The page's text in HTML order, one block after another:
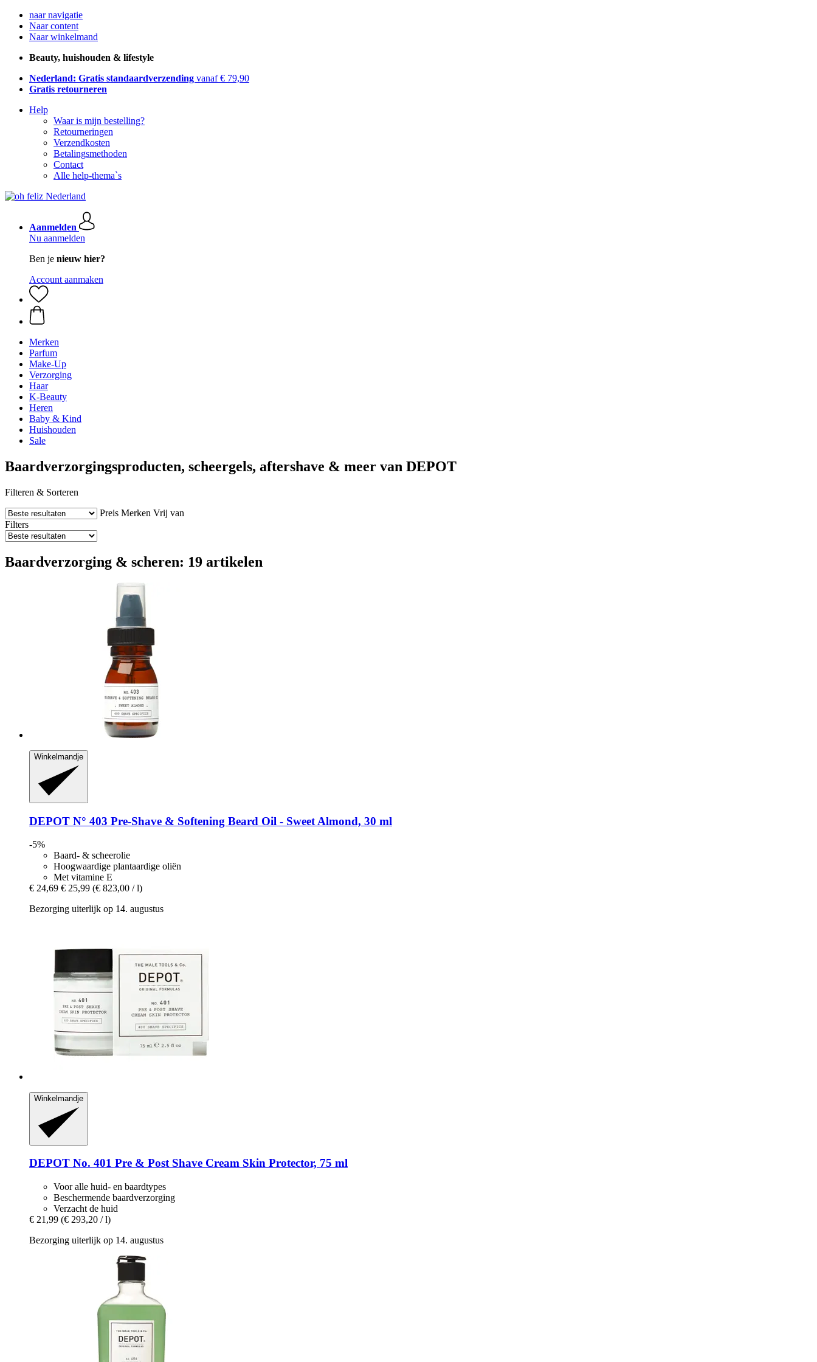
naar navigatie
Naar content
Naar winkelmand
Beauty, huishouden & lifestyle
Nederland: Gratis standaardverzending vanaf € 79,90
Gratis retourneren
Help
Waar is mijn bestelling?
Retourneringen
Verzendkosten
Betalingsmethoden
Contact
Alle help-thema`s
Aanmelden
Nu aanmelden
Ben je nieuw hier?
Account aanmaken
Merken
Parfum
Make-Up
Verzorging
Haar
K-Beauty
Heren
Baby & Kind
Huishouden
Sale
Baardverzorgingsproducten, scheergels, aftershave & meer van DEPOT
Filteren & Sorteren
Preis Merken Vrij van
Filters
Baardverzorging & scheren: 19 artikelen
Winkelmandje
DEPOT N° 403 Pre-​Shave & Softening Beard Oil -​ Sweet Almond, 30 ml
-5%
Baard- & scheerolie
Hoogwaardige plantaardige oliën
Met vitamine E
€ 24,69 € 25,99 (€ 823,00 / l)
Bezorging uiterlijk op 14. augustus
Winkelmandje
DEPOT No. 401 Pre & Post Shave Cream Skin Protector, 75 ml
Voor alle huid- en baardtypes
Beschermende baardverzorging
Verzacht de huid
€ 21,99 (€ 293,20 / l)
Bezorging uiterlijk op 14. augustus